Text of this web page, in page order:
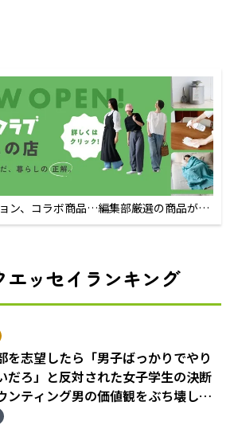
ン、コラボ商品…編集部厳選の商品が買
エッセイランキング
を志望したら「男子ばっかりでやり
だろ」と反対された女子学生の決断
ンティング男の価値観をぶち壊した
）